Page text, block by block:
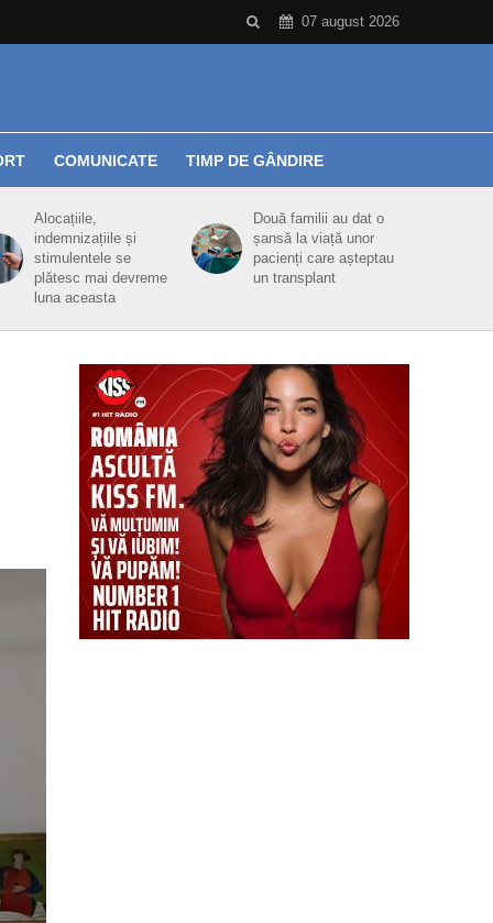
07 august 2026
COMUNICATE TIMP DE GÂNDIRE
Alocațiile,
indemnizațiile și
stimulentele se
plătesc mai devreme
luna aceasta
Două familii au dat o
șansă la viață unor
pacienți care așteptau
un transplant